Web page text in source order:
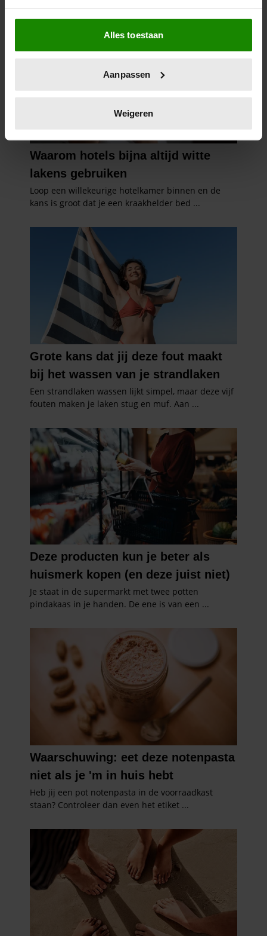
Als u het toestaat, willen we ook graag:
Informatie verzamelen over uw geografische
locatie, die tot een paar meter nauwkeurig kan zijn
scannen op specifieke eigenschappen (fingerprinting)
verwerkt en stel uw voorkeuren in het
intrekken in de Cookieverklaring.
We gebruiken cookies om content en advertenties te
personaliseren, om functies voor social media te bieden
en om ons websiteverkeer te analyseren. Ook delen we
informatie over uw gebruik van onze site met onze
partners voor social media, adverteren en analyse. Deze
partners kunnen deze gegevens combineren met andere
informatie die u aan ze heeft verstrekt of die ze hebben
verzameld op basis van uw gebruik van hun services. U
gaat akkoord met onze cookies als u onze website blijft
gebruiken.
Alles toestaan
Aanpassen
Weigeren